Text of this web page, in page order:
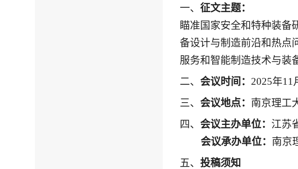
一、 征文主题：
瞄准国家安全和特种装备
备设计与制造前沿和热点
服务和智能制造技术与装
二、 会议时间 ： 2025年11
三、 会议地点： 南京理工
四、 会议主办单位： 江苏
会议承办单位： 南京
五、 投稿须知